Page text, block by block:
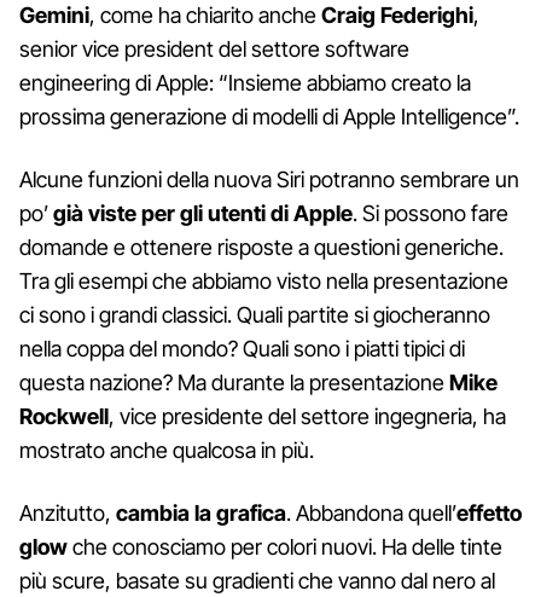
Gemini, come ha chiarito ancheCraig Federighi,
senior vice president del settore software
engineering di Apple: “Insieme abbiamo creato la
prossima generazione di modelli di Apple Intelligence”.
Alcune funzioni della nuova Siri potranno sembrare un
po’già viste per gli utenti di Apple. Si possono fare
domande e ottenere risposte a questioni generiche.
Tra gli esempi che abbiamo visto nella presentazione
ci sono i grandi classici. Quali partite si giocheranno
nella coppa del mondo? Quali sono i piatti tipici di
questa nazione? Ma durante la presentazioneMike
Rockwell, vice presidente del settore ingegneria, ha
mostrato anche qualcosa in più.
Anzitutto, cambia la grafica. Abbandona quell’effetto
glowche conosciamo per colori nuovi. Ha delle tinte
più scure, basate su gradienti che vanno dal nero al